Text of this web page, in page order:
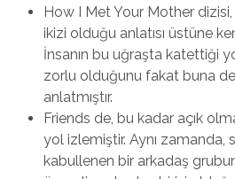
How I Met Your Mother dizisi,
ikizi olduğu anlatısı üstüne
İnsanın bu uğraşta katettiği
zorlu olduğunu fakat buna
anlatmıştır.
Friends de, bu kadar açık
yol izlemiştir. Aynı zamanda,
kabullenen bir arkadaş